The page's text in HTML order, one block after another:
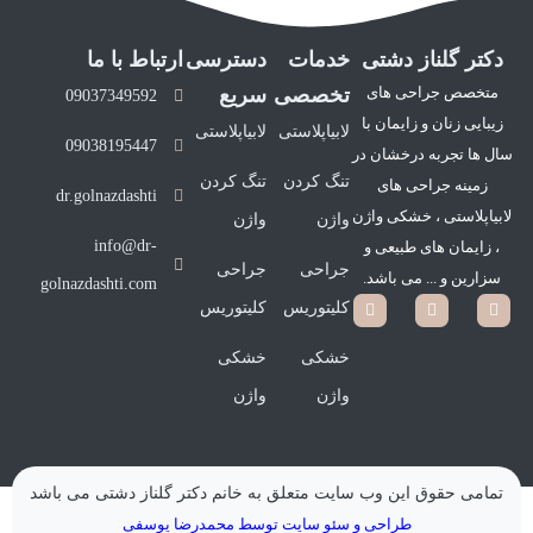
دکتر گلناز دشتی
متخصص جراحی های
زیبایی زنان و زایمان با
سال ها تجربه درخشان در
زمینه جراحی های
لابیاپلاستی ، خشکی واژن
، زایمان های طبیعی و
سزارین و ... می باشد.
خدمات
تخصصی
لابیاپلاستی
تنگ کردن
واژن
جراحی
کلیتوریس
خشکی
واژن
دسترسی
سریع
لابیاپلاستی
تنگ کردن
واژن
جراحی
کلیتوریس
خشکی
واژن
ارتباط با ما
09037349592
09038195447
dr.golnazdashti
info@dr-
golnazdashti.com
تمامی حقوق این وب سایت متعلق به خانم دکتر گلناز دشتی می باشد
طراحی و سئو سایت توسط محمدرضا یوسفی